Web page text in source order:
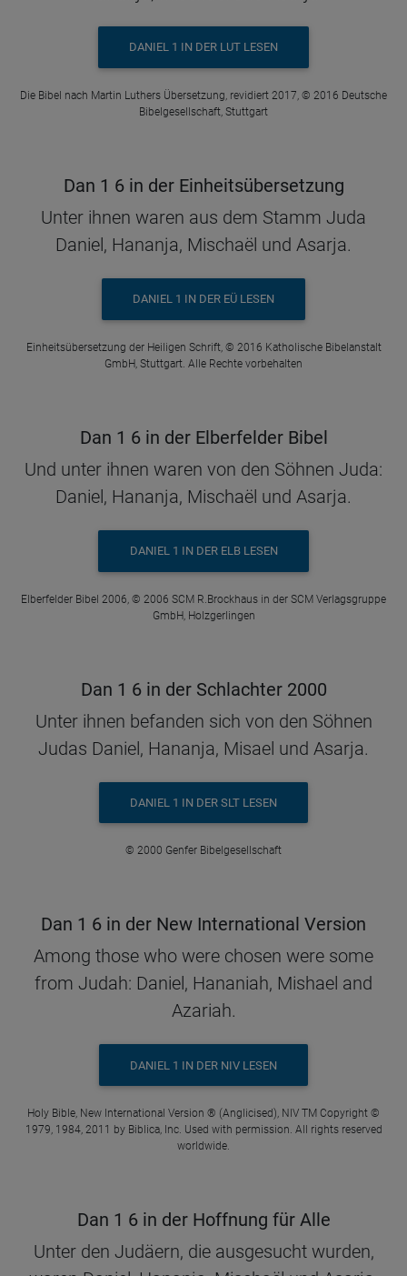
DANIEL 1 IN DER LUT LESEN
Die Bibel nach Martin Luthers Übersetzung, revidiert 2017, © 2016 Deutsche
Bibelgesellschaft, Stuttgart
Dan 1 6 in der Einheitsübersetzung
Unter ihnen waren aus dem Stamm Juda
Daniel, Hananja, Mischaël und Asarja.
DANIEL 1 IN DER EÜ LESEN
Einheitsübersetzung der Heiligen Schrift, © 2016 Katholische Bibelanstalt
GmbH, Stuttgart. Alle Rechte vorbehalten
Dan 1 6 in der Elberfelder Bibel
Und unter ihnen waren von den Söhnen Juda:
Daniel, Hananja, Mischaël und Asarja.
DANIEL 1 IN DER ELB LESEN
Elberfelder Bibel 2006, © 2006 SCM R.Brockhaus in der SCM Verlagsgruppe
GmbH, Holzgerlingen
Dan 1 6 in der Schlachter 2000
Unter ihnen befanden sich von den Söhnen
Judas Daniel, Hananja, Misael und Asarja.
DANIEL 1 IN DER SLT LESEN
© 2000 Genfer Bibelgesellschaft
Dan 1 6 in der New International Version
Among those who were chosen were some
from Judah: Daniel, Hananiah, Mishael and
Azariah.
DANIEL 1 IN DER NIV LESEN
Holy Bible, New International Version ® (Anglicised), NIV TM Copyright ©
1979, 1984, 2011 by Biblica, Inc. Used with permission. All rights reserved
worldwide.
Dan 1 6 in der Hoffnung für Alle
Unter den Judäern, die ausgesucht wurden,